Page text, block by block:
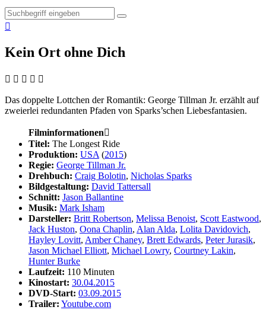

Kein Ort ohne Dich
    
Das doppelte Lottchen der Romantik: George Tillman Jr. erzählt auf
zweierlei redundanten Pfaden von Sparks’schen Liebesfantasien.
Filminformationen
Titel: The Longest Ride
Produktion: USA (2015)
Regie: George Tillman Jr.
Drehbuch: Craig Bolotin, Nicholas Sparks
Bildgestaltung: David Tattersall
Schnitt: Jason Ballantine
Musik: Mark Isham
Darsteller: Britt Robertson, Melissa Benoist, Scott Eastwood,
Jack Huston, Oona Chaplin, Alan Alda, Lolita Davidovich,
Hayley Lovitt, Amber Chaney, Brett Edwards, Peter Jurasik,
Jason Michael Elliott, Michael Lowry, Courtney Lakin,
Hunter Burke
Laufzeit: 110 Minuten
Kinostart: 30.04.2015
DVD-Start: 03.09.2015
Trailer: Youtube.com